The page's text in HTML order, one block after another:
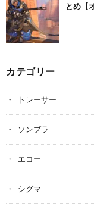
とめ【
カテゴリー
トレーサー
ソンブラ
エコー
シグマ